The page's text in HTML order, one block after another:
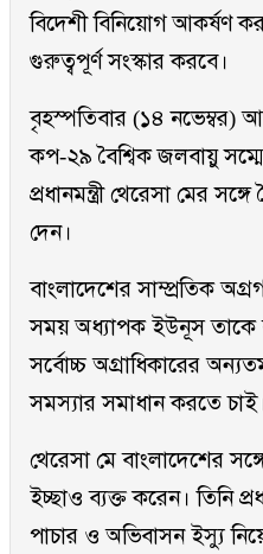
বিদেশী বিনিয়োগ আকর্ষণ
গুরুত্বপূর্ণ সংস্কার করবে।
বৃহস্পতিবার (১৪ নভেম্বর)
কপ-২৯ বৈশ্বিক জলবায়ু
প্রধানমন্ত্রী থেরেসা মের
দেন।
বাংলাদেশের সাম্প্রতিক
সময় অধ্যাপক ইউনূস তাকে
সর্বোচ্চ অগ্রাধিকারের
সমস্যার সমাধান করতে
থেরেসা মে বাংলাদেশের
ইচ্ছাও ব্যক্ত করেন। তিনি
পাচার ও অভিবাসন ইস্যু